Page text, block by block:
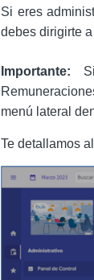
Si eres
debes dirigirte
Importante:
menú lateral
Te detallamos